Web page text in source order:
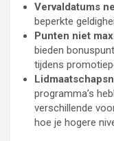
Vervaldatums
beperkte
Punten niet
bieden
tijdens
programma’s
verschillende
hoe je hogere